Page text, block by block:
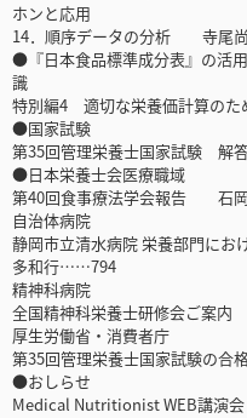
ホンと応用
14．順序データの分析 寺尾
●『日本食品標準成分表』の活
識
特別編4 適切な栄養価計算
●国家試験
第35回管理栄養士国家試験 解
●日本栄養士会医療職域
第40回食事療法学会報告 石
自治体病院
静岡市立清水病院 栄養部門に
多和行……794
精神科病院
全国精神科栄養士研修会ご
厚生労働省・消費者庁
第35回管理栄養士国家試験の
●おしらせ
Medical Nutritionist WEB講演